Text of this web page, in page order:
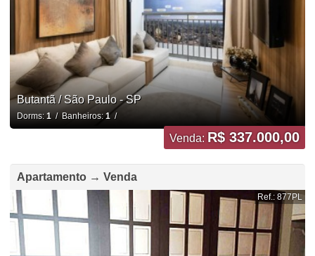
Butantã / São Paulo - SP
Dorms: 1/ Banheiros:1/
Venda: R$ 337.000,00
Apartamento → Venda
Ref.: 877PL